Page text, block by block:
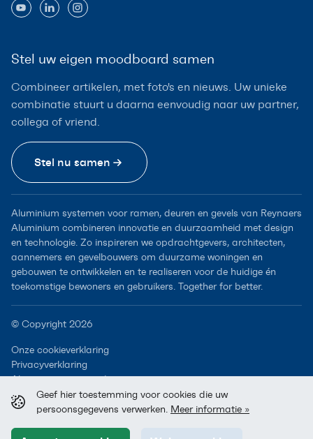
Geef hier toestemming voor cookies die uw
persoonsgegevens verwerken. Meer informatie »
Stel uw eigen moodboard samen
Combineer artikelen, met foto's en nieuws. Uw unieke
combinatie stuurt u daarna eenvoudig naar uw partner,
collega of vriend.
Stel nu samen
Aluminium systemen voor ramen, deuren en gevels van Reynaers
Aluminium combineren innovatie en duurzaamheid met design
en technologie. Zo inspireren we opdrachtgevers, architecten,
aannemers en gevelbouwers om duurzame woningen en
gebouwen te ontwikkelen en te realiseren voor de huidige én
toekomstige bewoners en gebruikers. Together for better.
© Copyright 2026
Onze cookieverklaring
Privacyverklaring
Algemene voorwaarden